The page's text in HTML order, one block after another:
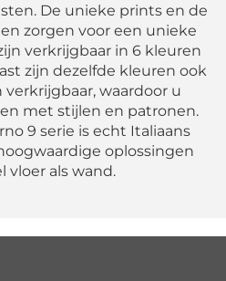
De unieke prints en de
zorgen voor een unieke
verkrijgbaar in 6 kleuren
zijn dezelfde kleuren ook
verkrijgbaar, waardoor u
met stijlen en patronen.
9 serie is echt Italiaans
oplossingen
vloer als wand.